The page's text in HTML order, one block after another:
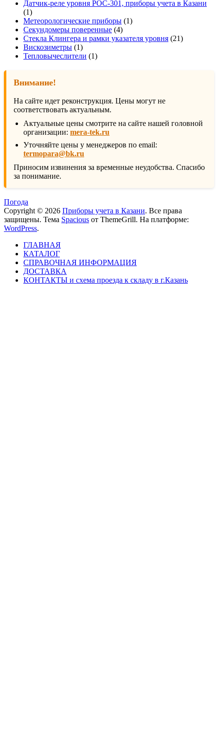
товаров
Датчик-реле уровня РОС-301, приборы учета в Казани
11
товар
Метеорологические приборы 11
Секундомеры поверенные 44
товара
Стекла Клингера и рамки указателя уровня 2121
Вискозиметры 11
товар
Тепловычеслители 11
Внимание!
На сайте идет реконструкция. Цены могут не
соответствовать актуальным.
Актуальные цены смотрите на сайте нашей головной
организации: mera-tek.ru
Уточняйте цены у менеджеров по email:
termopara@bk.ru
Приносим извинения за временные неудобства. Спасибо
за понимание.
Погода
Copyright © 2026 Приборы учета в Казани. Все права
защищены. Тема Spacious от ThemeGrill. На платформе:
WordPress.
ГЛАВНАЯ
КАТАЛОГ
СПРАВОЧНАЯ ИНФОРМАЦИЯ
ДОСТАВКА
КОНТАКТЫ и схема проезда к складу в г.Казань